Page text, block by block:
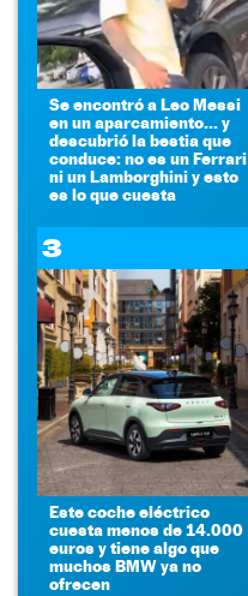
Se encontró a Leo Messi
en un aparcamiento... y
descubrió la bestia que
conduce: no es un Ferrari
ni un Lamborghini y esto
es lo que cuesta
3
Este coche eléctrico
cuesta menos de 14.000
euros y tiene algo que
muchos BMW ya no
ofrecen